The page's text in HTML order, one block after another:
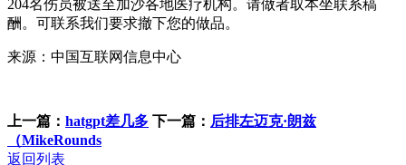
204名伤员被送至加沙各地医疗机构。请做者取本坐联系稿
酬。可联系我们要求撤下您的做品。
来源：中国互联网信息中心
上一篇： hatgpt差几多 下一篇： 后排左迈克·朗兹
（MikeRounds
返回列表